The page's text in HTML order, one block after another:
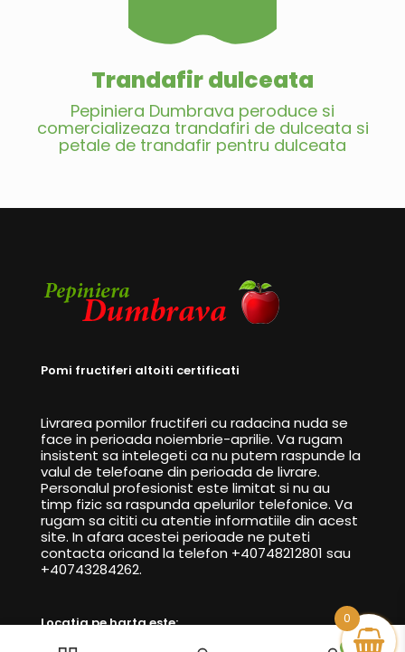
Trandafir dulceata
Pepiniera Dumbrava peroduce si
comercializeaza trandafiri de dulceata si
petale de trandafir pentru dulceata
Pomi fructiferi altoiti certificati
Livrarea pomilor fructiferi cu radacina nuda se
face in perioada noiembrie-aprilie. Va rugam
insistent sa intelegeti ca nu putem raspunde la
valul de telefoane din perioada de livrare.
Personalul profesionist este limitat si nu au
timp fizic sa raspunda apelurilor telefonice. Va
rugam sa cititi cu atentie informatiile din acest
site. In afara acestei perioade ne puteti
contacta oricand la telefon +40748212801 sau
+40743284262.
Locatia pe harta este: 0